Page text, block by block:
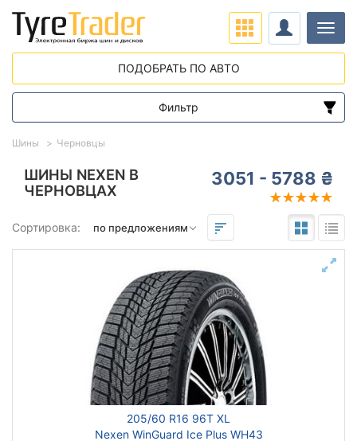
ШИНЫ NEXEN В
ЧЕРНОВЦАХ
3051 - 5788 ₴
Сортировка:
205/60 R16 96T XL
Nexen WinGuard Ice Plus WH43
Шины Черновцы
ПОДОБРАТЬ ПО АВТО
Фильтр
Диапазон цен
от